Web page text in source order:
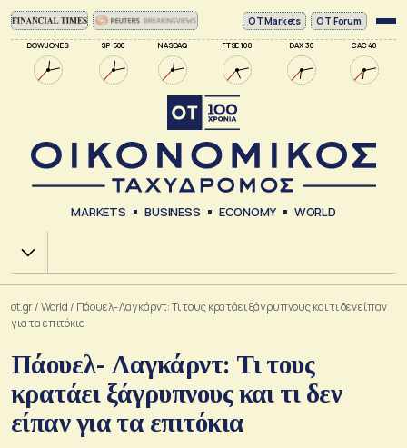
DOW JONES SP 500 NASDAQ FTSE 100 DAX 30 CAC 40
ΟΤ Markets OT Forum
MARKETS BUSINESS ECONOMY WORLD
Χ.Α.
ot.gr/World / Πάουελ- Λαγκάρντ: Τι τους κρατάει ξάγρυπνους και τι δεν είπαν
για τα επιτόκια
Πάουελ- Λαγκάρντ: Τι τους
κρατάει ξάγρυπνους και τι δεν
είπαν για τα επιτόκια